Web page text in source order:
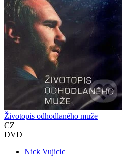
Životopis odhodlaného muže
CZ
DVD
Nick Vujicic